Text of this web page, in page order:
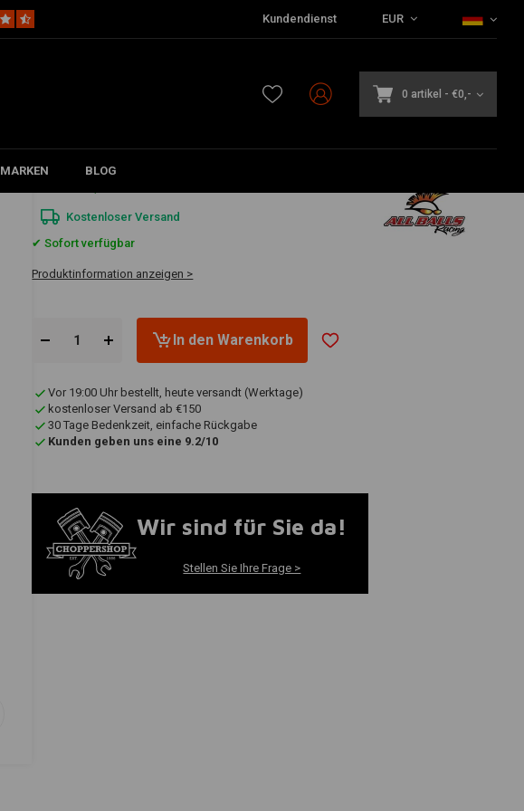
Kundendienst EUR
0 artikel - €0,-
MARKEN BLOG
€501,43
Kostenloser Versand
✔ Sofort verfügbar
Produktinformation anzeigen >
In den Warenkorb
Vor 19:00 Uhr bestellt, heute versandt (Werktage)
kostenloser Versand ab €150
30 Tage Bedenkzeit, einfache Rückgabe
Kunden geben uns eine 9.2/10
Wir sind für Sie da!
Stellen Sie Ihre Frage >